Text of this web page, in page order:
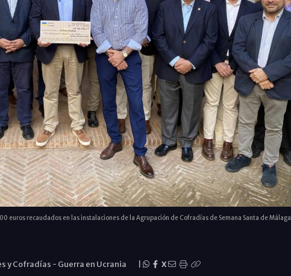
euros recaudados en las instalaciones de la Agrupación de Cofradías de Semana Santa de Málaga
y Cofradías - Guerra en Ucrania X